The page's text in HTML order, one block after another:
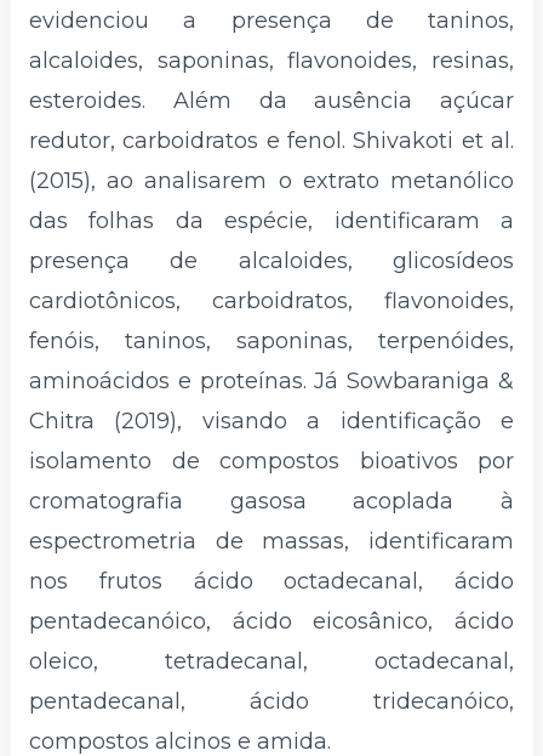
evidenciou a presença de taninos,
alcaloides, saponinas, flavonoides, resinas,
esteroides. Além da ausência açúcar
redutor, carboidratos e fenol. Shivakoti et al.
(2015), ao analisarem o extrato metanólico
das folhas da espécie, identificaram a
presença de alcaloides, glicosídeos
cardiotônicos, carboidratos, flavonoides,
fenóis, taninos, saponinas, terpenóides,
aminoácidos e proteínas. Já Sowbaraniga &
Chitra (2019), visando a identificação e
isolamento de compostos bioativos por
cromatografia gasosa acoplada à
espectrometria de massas, identificaram
nos frutos ácido octadecanal, ácido
pentadecanóico, ácido eicosânico, ácido
oleico, tetradecanal, octadecanal,
pentadecanal, ácido tridecanóico,
compostos alcinos e amida.